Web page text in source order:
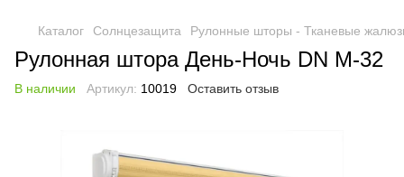
Каталог Солнцезащита Рулонные шторы - Тканевые
Рулонная штора День-Ночь DN M-32
В наличии Артикул: 10019 Оставить отзыв